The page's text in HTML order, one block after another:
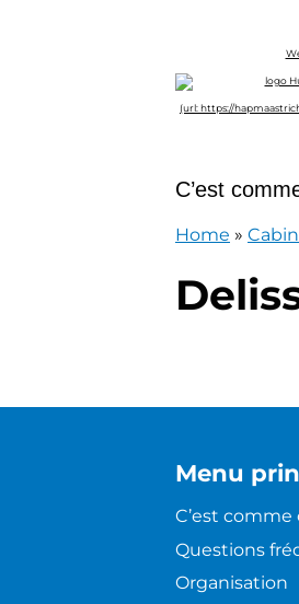
C’est
Home »
Menu
C’est
Questions
Organisation